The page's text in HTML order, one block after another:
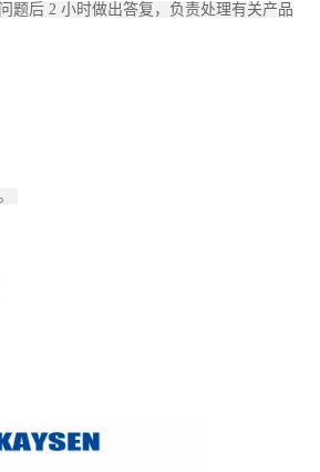
题后 2 小时做出答复，负责处理有关产品